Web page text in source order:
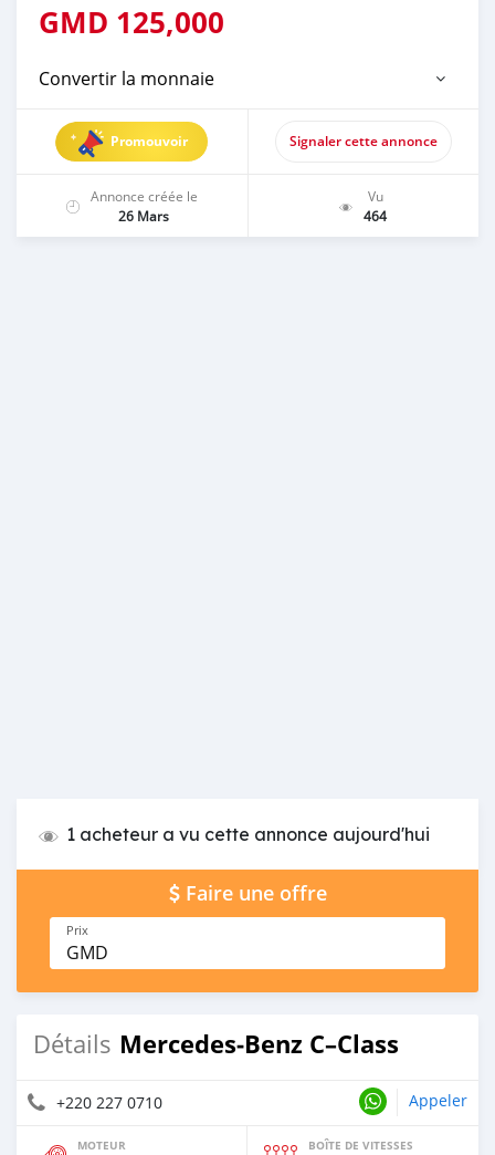
GMD 125,000
Convertir la monnaie
Promouvoir Signaler cette annonce
Annonce créée le
26 Mars
Vu
464
1 acheteur a vu cette annonce aujourd'hui
Faire une offre
Prix
GMD
Détails Mercedes‒Benz C–Class
+220 227 0710 Appeler
MOTEUR BOÎTE DE VITESSES